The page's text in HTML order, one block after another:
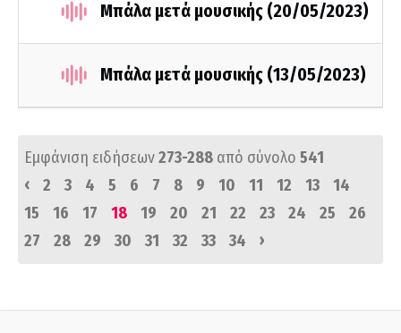
Μπάλα μετά μουσικής (20/05/2023)
Μπάλα μετά μουσικής (13/05/2023)
Εμφάνιση ειδήσεων273-288 από σύνολο 541
‹
2 3 4 5 6 7 8 9 10 11 12 13
14
15
16 17 18 19 20 21 22 23 24 25
26
27
28 29 30 31 32 33 34 ›